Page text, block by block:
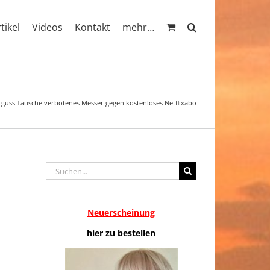
Videos Kontakt mehr…
Tausche verbotenes Messer gegen kostenloses Netflixabo
Suche
nach:
Neuerscheinung
hier zu bestellen